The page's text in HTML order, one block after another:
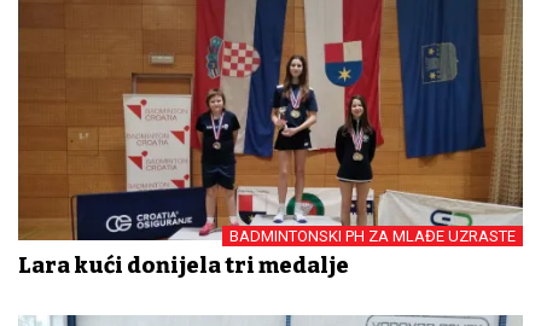
BADMINTONSKI PH ZA MLAĐE UZRASTE
Lara kući donijela tri medalje